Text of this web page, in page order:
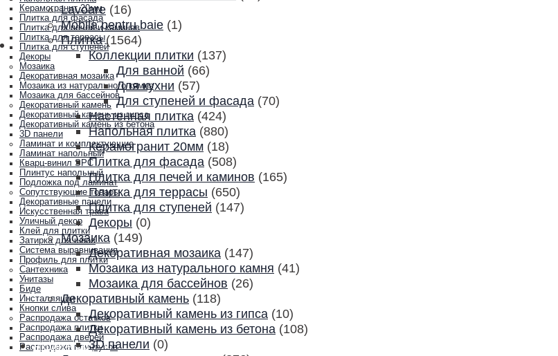
Керамогранит 20мм
Плитка для фасада
Плитка для печей и каминов
Плитка для террасы
Плитка для ступеней
Декоры
Мозаика
Декоративная мозаика
Мозаика из натурального камня
Мозаика для бассейнов
Декоративный камень
Декоративный камень из гипса
Декоративный камень из бетона
3D панели
Ламинат и комплектующие
Ламинат напольный
Кварц-винил SPC
Плинтус напольный
Подложка под ламинат
Сопутствующие товары
Декоративные панели
Искусственная трава
Уличный декор
Клей для плитки
Затирка для швов
Система выравнивания
Профиль для плитки
Сантехника
Унитазы
Биде
Инсталляции
Кнопки слива
Распродажа остатков
Распродажа плитки
Распродажа дверей
Распродажа плинтусов
Акции и скидки
Lavoare (16)
Mobila pentru baie (1)
Плитка (1564)
Коллекции плитки (137)
Для ванной (66)
Для кухни (57)
Для ступеней и фасада (70)
Настенная плитка (424)
Напольная плитка (880)
Керамогранит 20мм (18)
Плитка для фасада (508)
Плитка для печей и каминов (165)
Плитка для террасы (650)
Плитка для ступеней (147)
Декоры (0)
Мозаика (149)
Декоративная мозаика (147)
Мозаика из натурального камня (41)
Мозаика для бассейнов (26)
Декоративный камень (118)
Декоративный камень из гипса (10)
Декоративный камень из бетона (108)
3D панели (0)